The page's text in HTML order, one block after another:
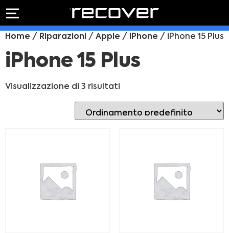
Preventivo online
Rivenditori B2B
RIVENDITORI B2B
PREVENTIVO
online
RIPARAZIONE
Riparazione
batteria
Home / Riparazioni / Apple / iPhone / iPhone 15 Plus
iPhone 15 Plus
Visualizzazione di 3 risultati